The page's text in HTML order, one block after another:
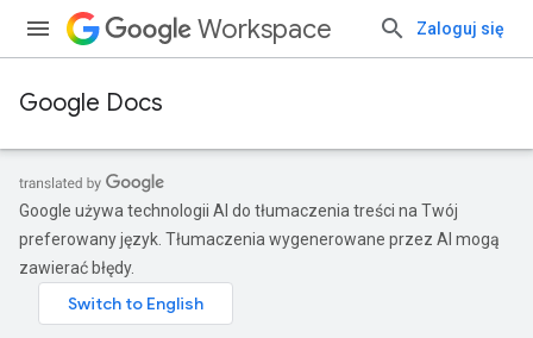
Workspace Zaloguj się
Google Docs
Google używa technologii AI do tłumaczenia treści na Twój
preferowany język. Tłumaczenia wygenerowane przez AI mogą
zawierać błędy.